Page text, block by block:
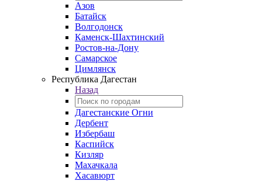
Азов
Батайск
Волгодонск
Каменск-Шахтинский
Ростов-на-Дону
Самарское
Цимлянск
Республика Дагестан
Назад
Дагестанские Огни
Дербент
Избербаш
Каспийск
Кизляр
Махачкала
Хасавюрт